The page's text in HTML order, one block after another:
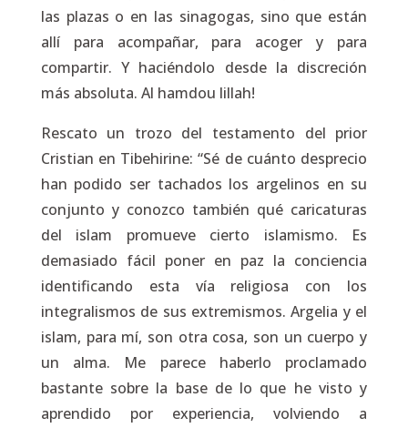
las plazas o en las sinagogas, sino que están
allí para acompañar, para acoger y para
compartir. Y haciéndolo desde la discreción
más absoluta. Al hamdou lillah!
Rescato un trozo del testamento del prior
Cristian en Tibehirine: “Sé de cuánto desprecio
han podido ser tachados los argelinos en su
conjunto y conozco también qué caricaturas
del islam promueve cierto islamismo. Es
demasiado fácil poner en paz la conciencia
identificando esta vía religiosa con los
integralismos de sus extremismos. Argelia y el
islam, para mí, son otra cosa, son un cuerpo y
un alma. Me parece haberlo proclamado
bastante sobre la base de lo que he visto y
aprendido por experiencia, volviendo a